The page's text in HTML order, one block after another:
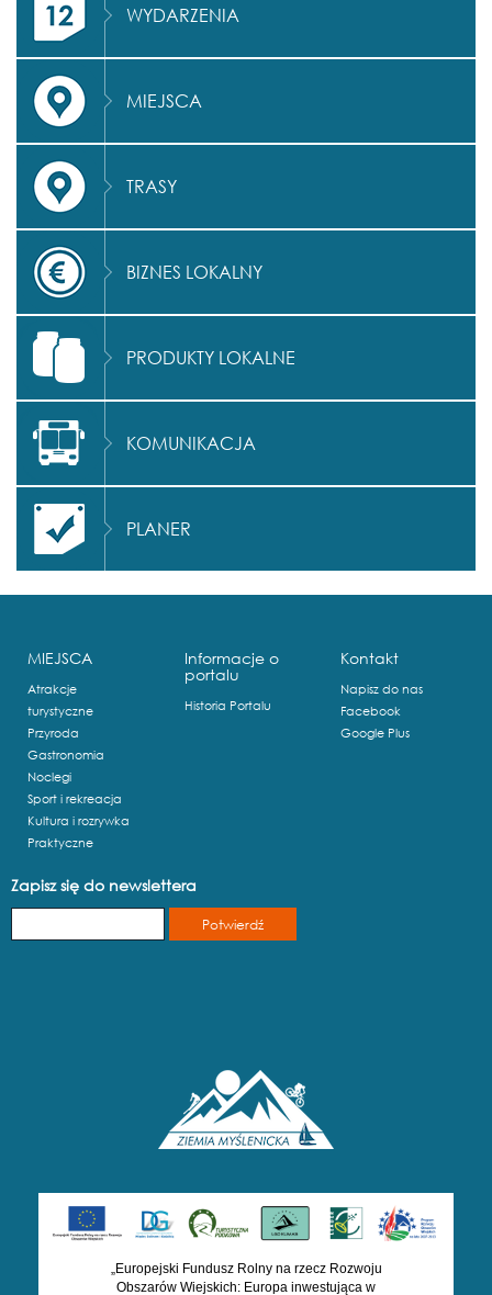
WYDARZENIA
MIEJSCA
TRASY
BIZNES LOKALNY
PRODUKTY LOKALNE
KOMUNIKACJA
PLANER
MIEJSCA
Atrakcje
turystyczne
Przyroda
Gastronomia
Noclegi
Sport i rekreacja
Kultura i rozrywka
Praktyczne
Informacje o
portalu
Historia Portalu
Kontakt
Napisz do nas
Facebook
Google Plus
Zapisz się do newslettera
„Europejski Fundusz Rolny na rzecz Rozwoju
Obszarów Wiejskich: Europa inwestująca w